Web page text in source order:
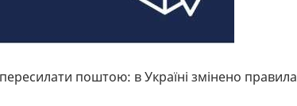
поштою: в Україні змінено правила